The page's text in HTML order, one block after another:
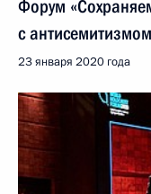
Форум
с
23 января 2020 года